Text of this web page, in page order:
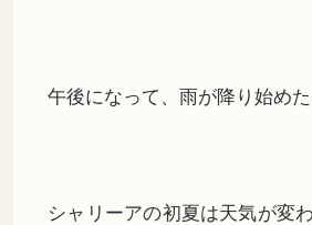
午後になって、雨が降り始めた
シャリーアの初夏は天気が変